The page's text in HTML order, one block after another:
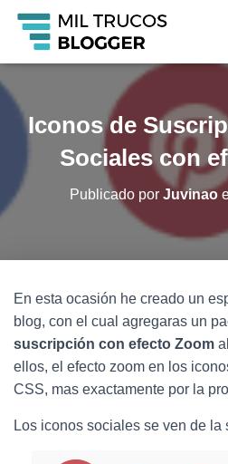
Iconos de
Sociales con
Publicado por Juvinao
En esta ocasión he creado un
blog, con el cual agregaras un
suscripción con efecto Zoom
ellos, el efecto zoom en los
CSS, mas exactamente por la
Los iconos sociales se ven de la